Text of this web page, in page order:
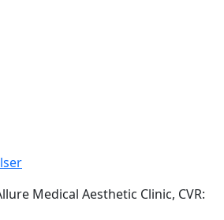
Medical Aesthetic Clinic, CVR: